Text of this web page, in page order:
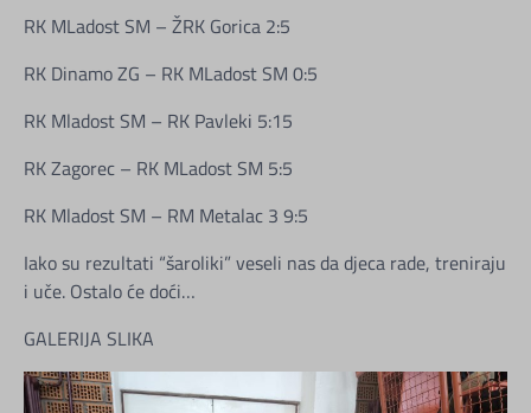
RK MLadost SM – ŽRK Gorica 2:5
RK Dinamo ZG – RK MLadost SM 0:5
RK Mladost SM – RK Pavleki 5:15
RK Zagorec – RK MLadost SM 5:5
RK Mladost SM – RM Metalac 3 9:5
Iako su rezultati “šaroliki” veseli nas da djeca rade, treniraju
i uče. Ostalo će doći…
GALERIJA SLIKA